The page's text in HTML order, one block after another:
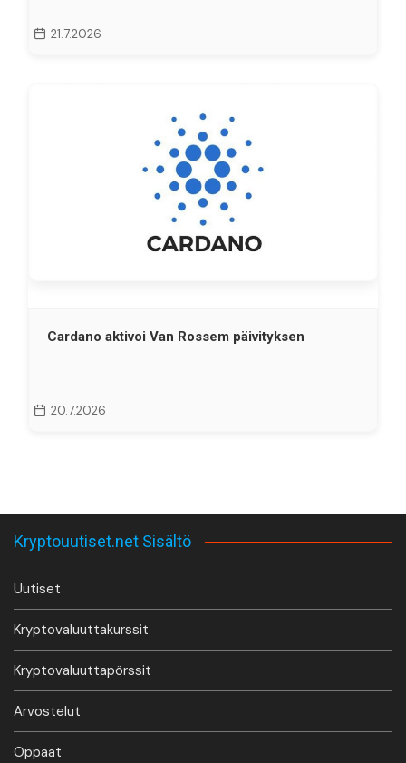
21.7.2026
Cardano aktivoi Van Rossem päivityksen
20.7.2026
Kryptouutiset.net Sisältö
Uutiset
Kryptovaluuttakurssit
Kryptovaluuttapörssit
Arvostelut
Oppaat